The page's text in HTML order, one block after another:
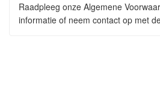
Raadpleeg onze Algemene
informatie of neem contact op met